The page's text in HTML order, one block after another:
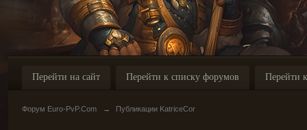
Перейти на сайт Перейти к списку форумов Перейти
Форум Euro-PvP.Com → Публикации KatriceCor